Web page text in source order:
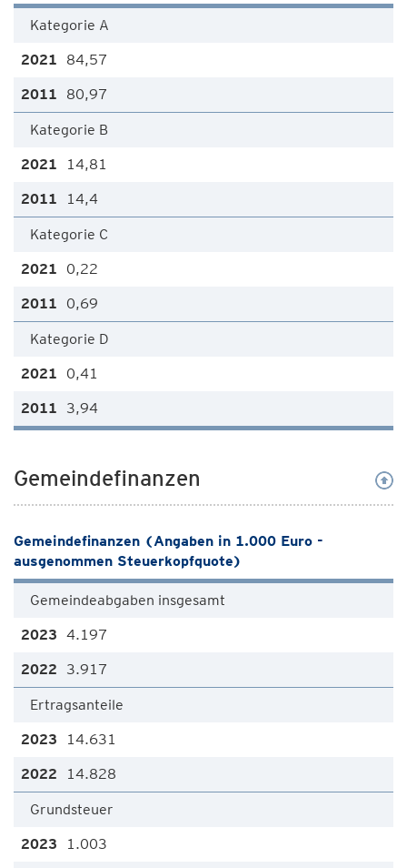
Kategorie A
84,57
80,97
Kategorie B
14,81
14,4
Kategorie C
0,22
0,69
Kategorie D
0,41
3,94
Gemeindefinanzen
Gemeindefinanzen (Angaben in 1.000 Euro -
ausgenommen Steuerkopfquote)
Gemeindeabgaben insgesamt
4.197
3.917
Ertragsanteile
14.631
14.828
Grundsteuer
1.003